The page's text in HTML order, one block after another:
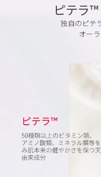
ピテラ
独自のピテ
オー